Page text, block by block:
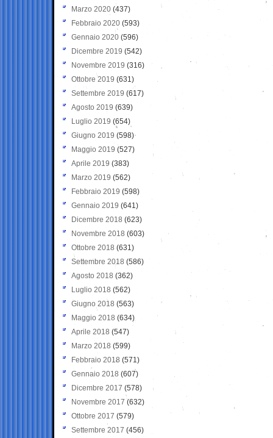
Marzo 2020 (437)
Febbraio 2020 (593)
Gennaio 2020 (596)
Dicembre 2019 (542)
Novembre 2019 (316)
Ottobre 2019 (631)
Settembre 2019 (617)
Agosto 2019 (639)
Luglio 2019 (654)
Giugno 2019 (598)
Maggio 2019 (527)
Aprile 2019 (383)
Marzo 2019 (562)
Febbraio 2019 (598)
Gennaio 2019 (641)
Dicembre 2018 (623)
Novembre 2018 (603)
Ottobre 2018 (631)
Settembre 2018 (586)
Agosto 2018 (362)
Luglio 2018 (562)
Giugno 2018 (563)
Maggio 2018 (634)
Aprile 2018 (547)
Marzo 2018 (599)
Febbraio 2018 (571)
Gennaio 2018 (607)
Dicembre 2017 (578)
Novembre 2017 (632)
Ottobre 2017 (579)
Settembre 2017 (456)